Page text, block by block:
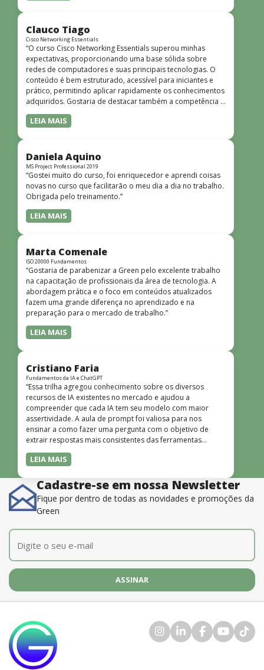
Clauco Tiago
Cisco Networking Essentials
“O curso Cisco Networking Essentials superou minhas
expectativas, proporcionando uma base sólida sobre
redes de computadores e suas principais tecnologias. O
conteúdo é bem estruturado, acessível para iniciantes e
prático, permitindo aplicar rapidamente os conhecimentos
adquiridos. Gostaria de destacar também a competência e
o conhecimento técnico do instrutor Peterson, que
demonstrou total domínio do assunto e soube explicar
dinâmicas e envolventes. Recomendo o curso para todos
que desejam iniciar ou aprofundar seus conhecimentos em
redes!”
LEIA MAIS
Daniela Aquino
MS Project Professional 2019
“Gostei muito do curso, foi enriquecedor e aprendi coisas
novas no curso que facilitarão o meu dia a dia no trabalho.
Obrigada pelo treinamento.”
LEIA MAIS
Marta Comenale
ISO 20000 Fundamentos
“Gostaria de parabenizar a Green pelo excelente trabalho
na capacitação de profissionais da área de tecnologia. A
abordagem prática e o foco em conteúdos atualizados
fazem uma grande diferença no aprendizado e na
preparação para o mercado de trabalho.”
LEIA MAIS
Cristiano Faria
Fundamentos da IA e ChatGPT
“Essa trilha agregou conhecimento sobre os diversos
recursos de IA existentes no mercado e ajudou a
compreender que cada IA tem seu modelo com maior
assertividade. A aula de prompt foi valiosa para nos
ensinar a como fazer uma pergunta com o objetivo de
extrair respostas mais consistentes das ferramentas
disponíveis. O instrutor também é muito bom, além de
dominar o conteúdo, possui uma didática que incentiva o
LEIA MAIS
Cadastre-se em nossa Newsletter
Fique por dentro de todas as novidades e promoções da
Green
E-mail